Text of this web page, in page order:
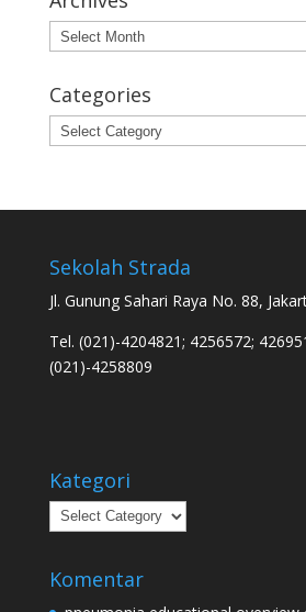
Archives
Categories
Categories
Sekolah Strada
Jl. Gunung Sahari Raya No. 88,
Tel. (021)-4204821; 4256572;
(021)-4258809
Kategori
Kategori
Komentar